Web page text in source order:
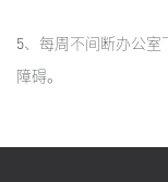
5、每周不间断办公
障碍。